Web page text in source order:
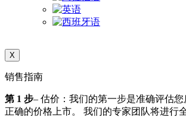
X
销售指南
第 1 步– 估价：我们的第一步是准确评估
正确的价格上市。 我们的专家团队将进行